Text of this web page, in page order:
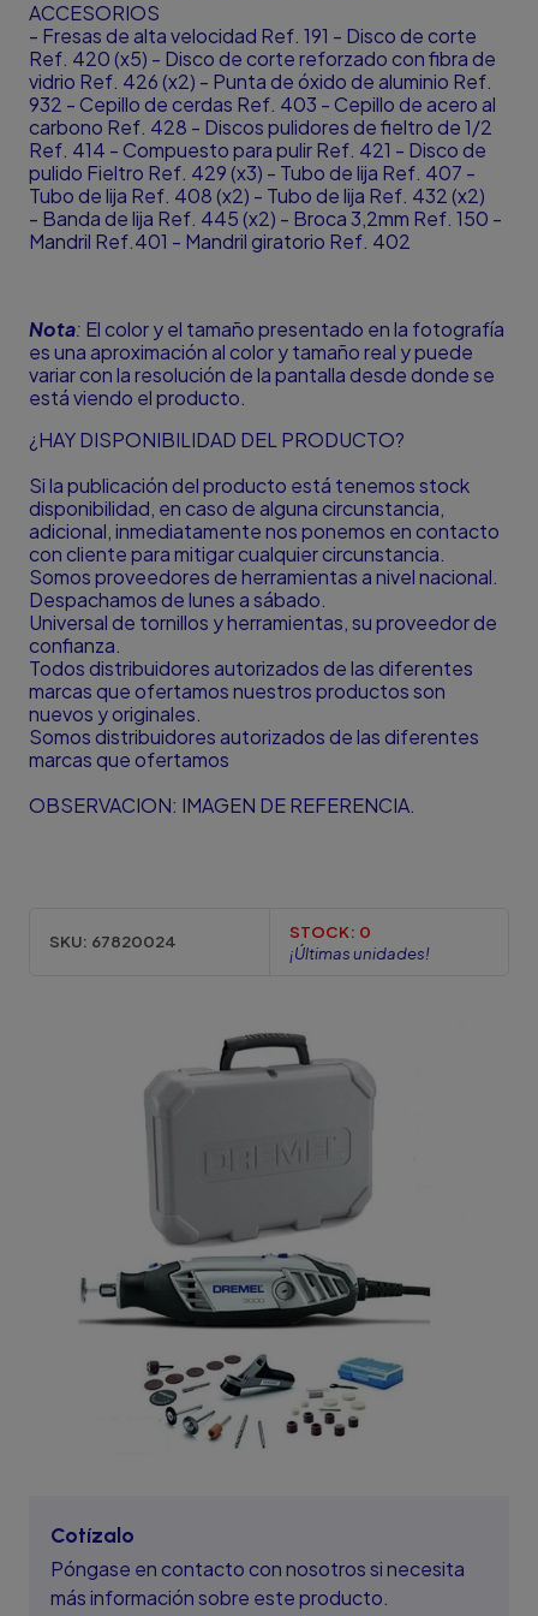
ACCESORIOS
- Fresas de alta velocidad Ref. 191 - Disco de corte
Ref. 420 (x5) - Disco de corte reforzado con fibra de
vidrio Ref. 426 (x2) - Punta de óxido de aluminio Ref.
932 - Cepillo de cerdas Ref. 403 - Cepillo de acero al
carbono Ref. 428 - Discos pulidores de fieltro de 1/2
Ref. 414 - Compuesto para pulir Ref. 421 - Disco de
pulido Fieltro Ref. 429 (x3) - Tubo de lija Ref. 407 -
Tubo de lija Ref. 408 (x2) - Tubo de lija Ref. 432 (x2)
- Banda de lija Ref. 445 (x2) - Broca 3,2mm Ref. 150 -
Mandril Ref.401 - Mandril giratorio Ref. 402
Nota: El color y el tamaño presentado en la fotografía
es una aproximación al color y tamaño real y puede
variar con la resolución de la pantalla desde donde se
está viendo el producto.
¿HAY DISPONIBILIDAD DEL PRODUCTO?
Si la publicación del producto está tenemos stock
disponibilidad, en caso de alguna circunstancia,
adicional, inmediatamente nos ponemos en contacto
con cliente para mitigar cualquier circunstancia.
Somos proveedores de herramientas a nivel nacional.
Despachamos de lunes a sábado.
Universal de tornillos y herramientas, su proveedor de
confianza.
Todos distribuidores autorizados de las diferentes
marcas que ofertamos nuestros productos son
nuevos y originales.
Somos distribuidores autorizados de las diferentes
marcas que ofertamos
OBSERVACION: IMAGEN DE REFERENCIA.
SKU: 67820024 STOCK: 0
¡Últimas unidades!
Cotízalo
Póngase en contacto con nosotros si necesita
más información sobre este producto.